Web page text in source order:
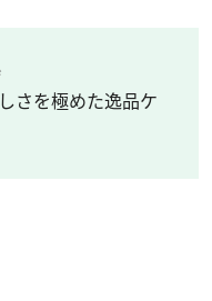
さを極めた逸品ケ